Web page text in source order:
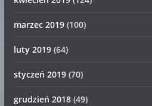
marzec 2019(100)
luty 2019(64)
styczeń 2019(70)
grudzień 2018(49)